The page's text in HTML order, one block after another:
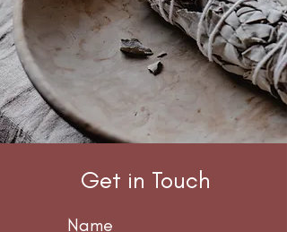
CONNECTION
WITH YOURSELF
STARTS HERE
Get in Touch